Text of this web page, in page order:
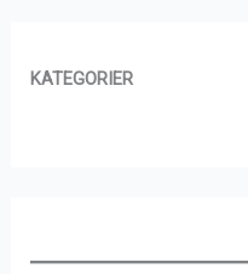
KATEGORIER